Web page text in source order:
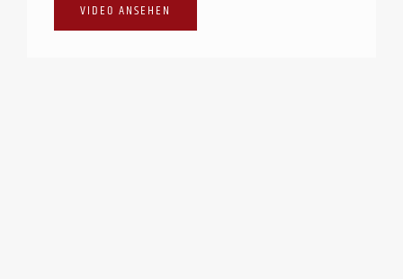
VIDEO ANSEHEN